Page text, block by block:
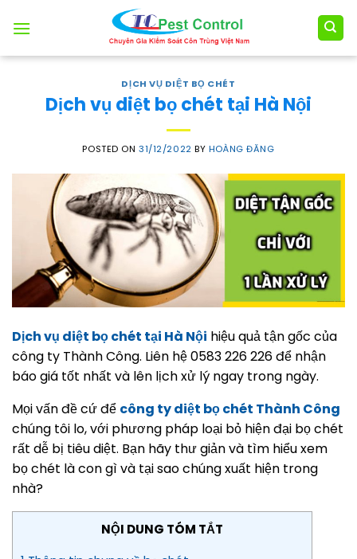
DỊCH VỤ DIỆT BỌ CHÉT
Dịch vụ diệt bọ chét tại Hà Nội
POSTED ON31/12/2022 BY HOÀNG ĐĂNG
Dịch vụ diệt bọ chét tại Hà Nội hiệu quả tận gốc của
công ty Thành Công. Liên hệ 0583 226 226 để nhận
báo giá tốt nhất và lên lịch xử lý ngay trong ngày.
Mọi vấn đề cứ để công ty diệt bọ chét Thành Công
chúng tôi lo, với phương pháp loại bỏ hiện đại bọ chét
rất dễ bị tiêu diệt. Bạn hãy thư giản và tìm hiểu xem
bọ chét là con gì và tại sao chúng xuất hiện trong
nhà?
NỘI DUNG TÓM TẮT